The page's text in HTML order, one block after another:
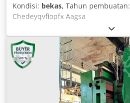
Kondisi: bekas, Tahun pembuatan:
Chedeyqvfiopfx Aagsa